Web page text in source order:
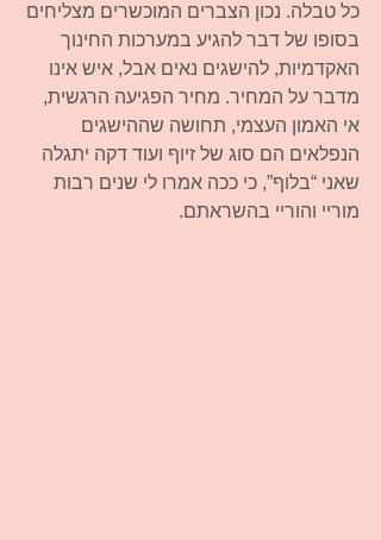
כל טבלה. נכון הצברים המוכשרים מצליחים
בסופו של דבר להגיע במערכות החינוך
האקדמיות, להישגים נאים אבל, איש אינו
מדבר על המחיר. מחיר הפגיעה הרגשית,
אי האמון העצמי, תחושה שההישגים
הנפלאים הם סוג של זיוף ועוד דקה יתגלה
שאני “בלוף”, כי ככה אמרו לי שנים רבות
מוריי והוריי בהשראתם.